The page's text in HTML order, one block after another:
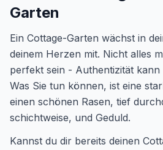
Garten
Ein Cottage-Garten wächst in
deinem Herzen mit. Nicht alles
perfekt sein - Authentizität
Was Sie tun können, ist eine
einen schönen Rasen, tief
schichtweise, und Geduld.
Kannst du dir bereits deinen